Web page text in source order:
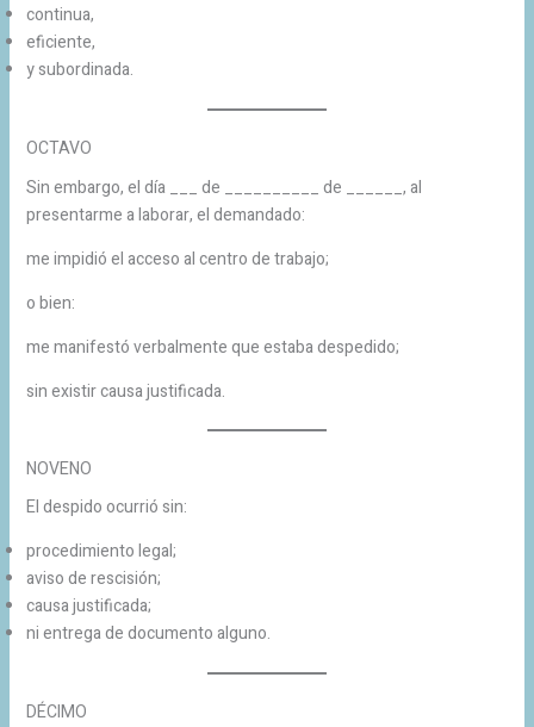
continua,
eficiente,
y subordinada.
OCTAVO
Sin embargo, el día ___ de __________ de ______, al
presentarme a laborar, el demandado:
me impidió el acceso al centro de trabajo;
o bien:
me manifestó verbalmente que estaba despedido;
sin existir causa justificada.
NOVENO
El despido ocurrió sin:
procedimiento legal;
aviso de rescisión;
causa justificada;
ni entrega de documento alguno.
DÉCIMO